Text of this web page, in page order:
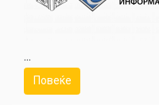
...
Повеќе